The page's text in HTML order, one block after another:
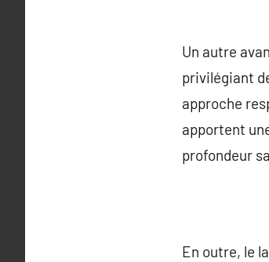
Un autre
privilégiant
approche
apportent
profondeur
En outre, le